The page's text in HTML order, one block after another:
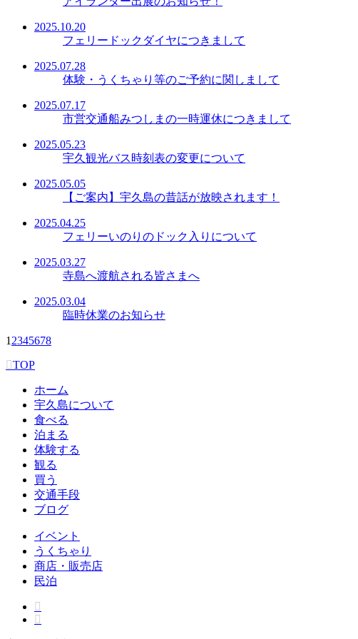
2025.10.20
フェリードックダイヤにつきまして
2025.07.28
体験・うくちゃり等のご予約に関しまして
2025.07.17
市営交通船みつしまの一時運休につきまして
2025.05.23
宇久観光バス時刻表の変更について
2025.05.05
【ご案内】宇久島の昔話が放映されます！
2025.04.25
フェリーいのりのドック入りについて
2025.03.27
寺島へ渡航される皆さまへ
2025.03.04
臨時休業のお知らせ
1 2345678
TOP
ホーム
宇久島について
食べる
泊まる
体験する
観る
買う
交通手段
ブログ
イベント
うくちゃり
商店・販売店
民泊